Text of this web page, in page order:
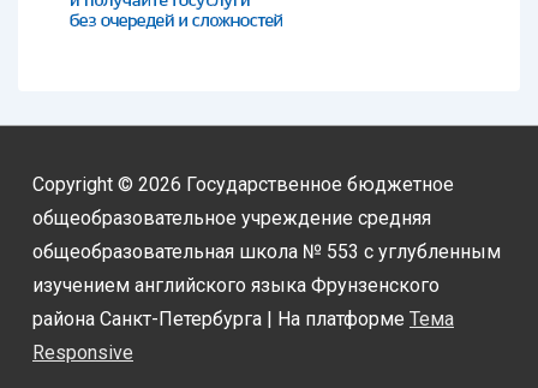
Copyright © 2026 Государственное бюджетное
общеобразовательное учреждение средняя
общеобразовательная школа № 553 с углубленным
изучением английского языка Фрунзенского
района Санкт-Петербурга | На платформе Тема
Responsive